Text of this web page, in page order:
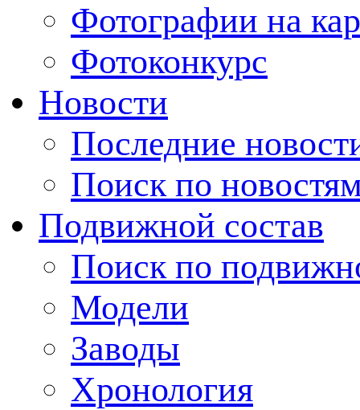
Фотографии на
Фотоконкурс
Новости
Последние
Поиск по
Подвижной состав
Поиск по
Модели
Заводы
Хронология